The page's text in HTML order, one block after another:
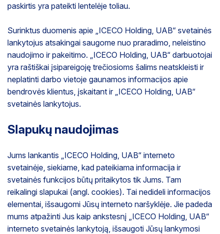
paskirtis yra pateikti lentelėje toliau.
Surinktus duomenis apie „ICECO Holding, UAB“ svetainės
lankytojus atsakingai saugome nuo praradimo, neleistino
naudojimo ir pakeitimo. „ICECO Holding, UAB“ darbuotojai
yra raštiškai įsipareigoję trečiosioms šalims neatskleisti ir
neplatinti darbo vietoje gaunamos informacijos apie
bendrovės klientus, įskaitant ir „ICECO Holding, UAB“
svetainės lankytojus.
Slapukų naudojimas
Jums lankantis „ICECO Holding, UAB“ interneto
svetainėje, siekiame, kad pateikiama informacija ir
svetainės funkcijos būtų pritaikytos tik Jums. Tam
reikalingi slapukai (angl. cookies). Tai nedideli informacijos
elementai, išsaugomi Jūsų interneto naršyklėje. Jie padeda
mums atpažinti Jus kaip ankstesnį „ICECO Holding, UAB“
interneto svetainės lankytoją, išsaugoti Jūsų lankymosi